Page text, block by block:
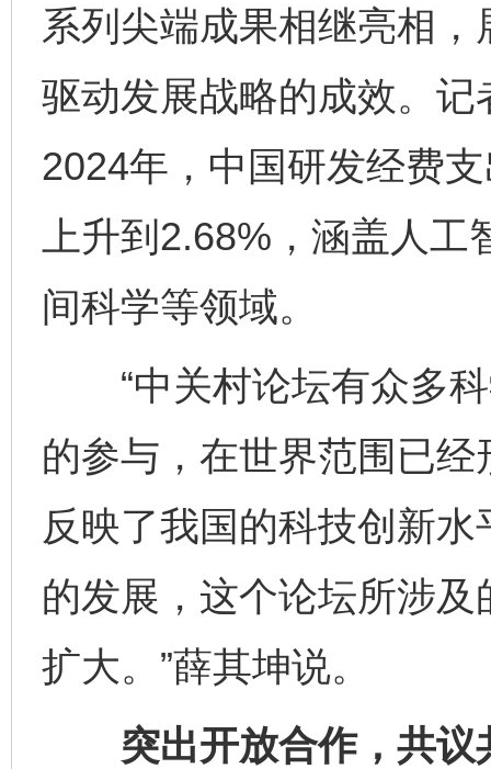
系列尖端成果相继亮相
驱动发展战略的成效。
2024年，中国研发经费
上升到2.68%，涵盖人
间科学等领域。
“中关村论坛有众多科
的参与，在世界范围已
反映了我国的科技创新
的发展，这个论坛所涉
扩大。”薛其坤说。
突出开放合作，共议